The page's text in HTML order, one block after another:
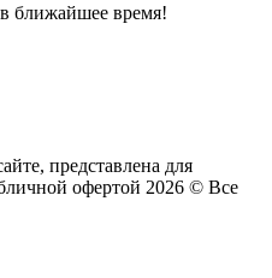
ближайшее время!
представлена для
офертой 2026 © Все